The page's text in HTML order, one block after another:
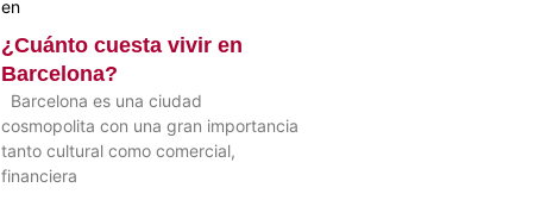
en
¿Cuánto cuesta vivir en
Barcelona?
Barcelona es una ciudad
cosmopolita con una gran importancia
tanto cultural como comercial,
financiera